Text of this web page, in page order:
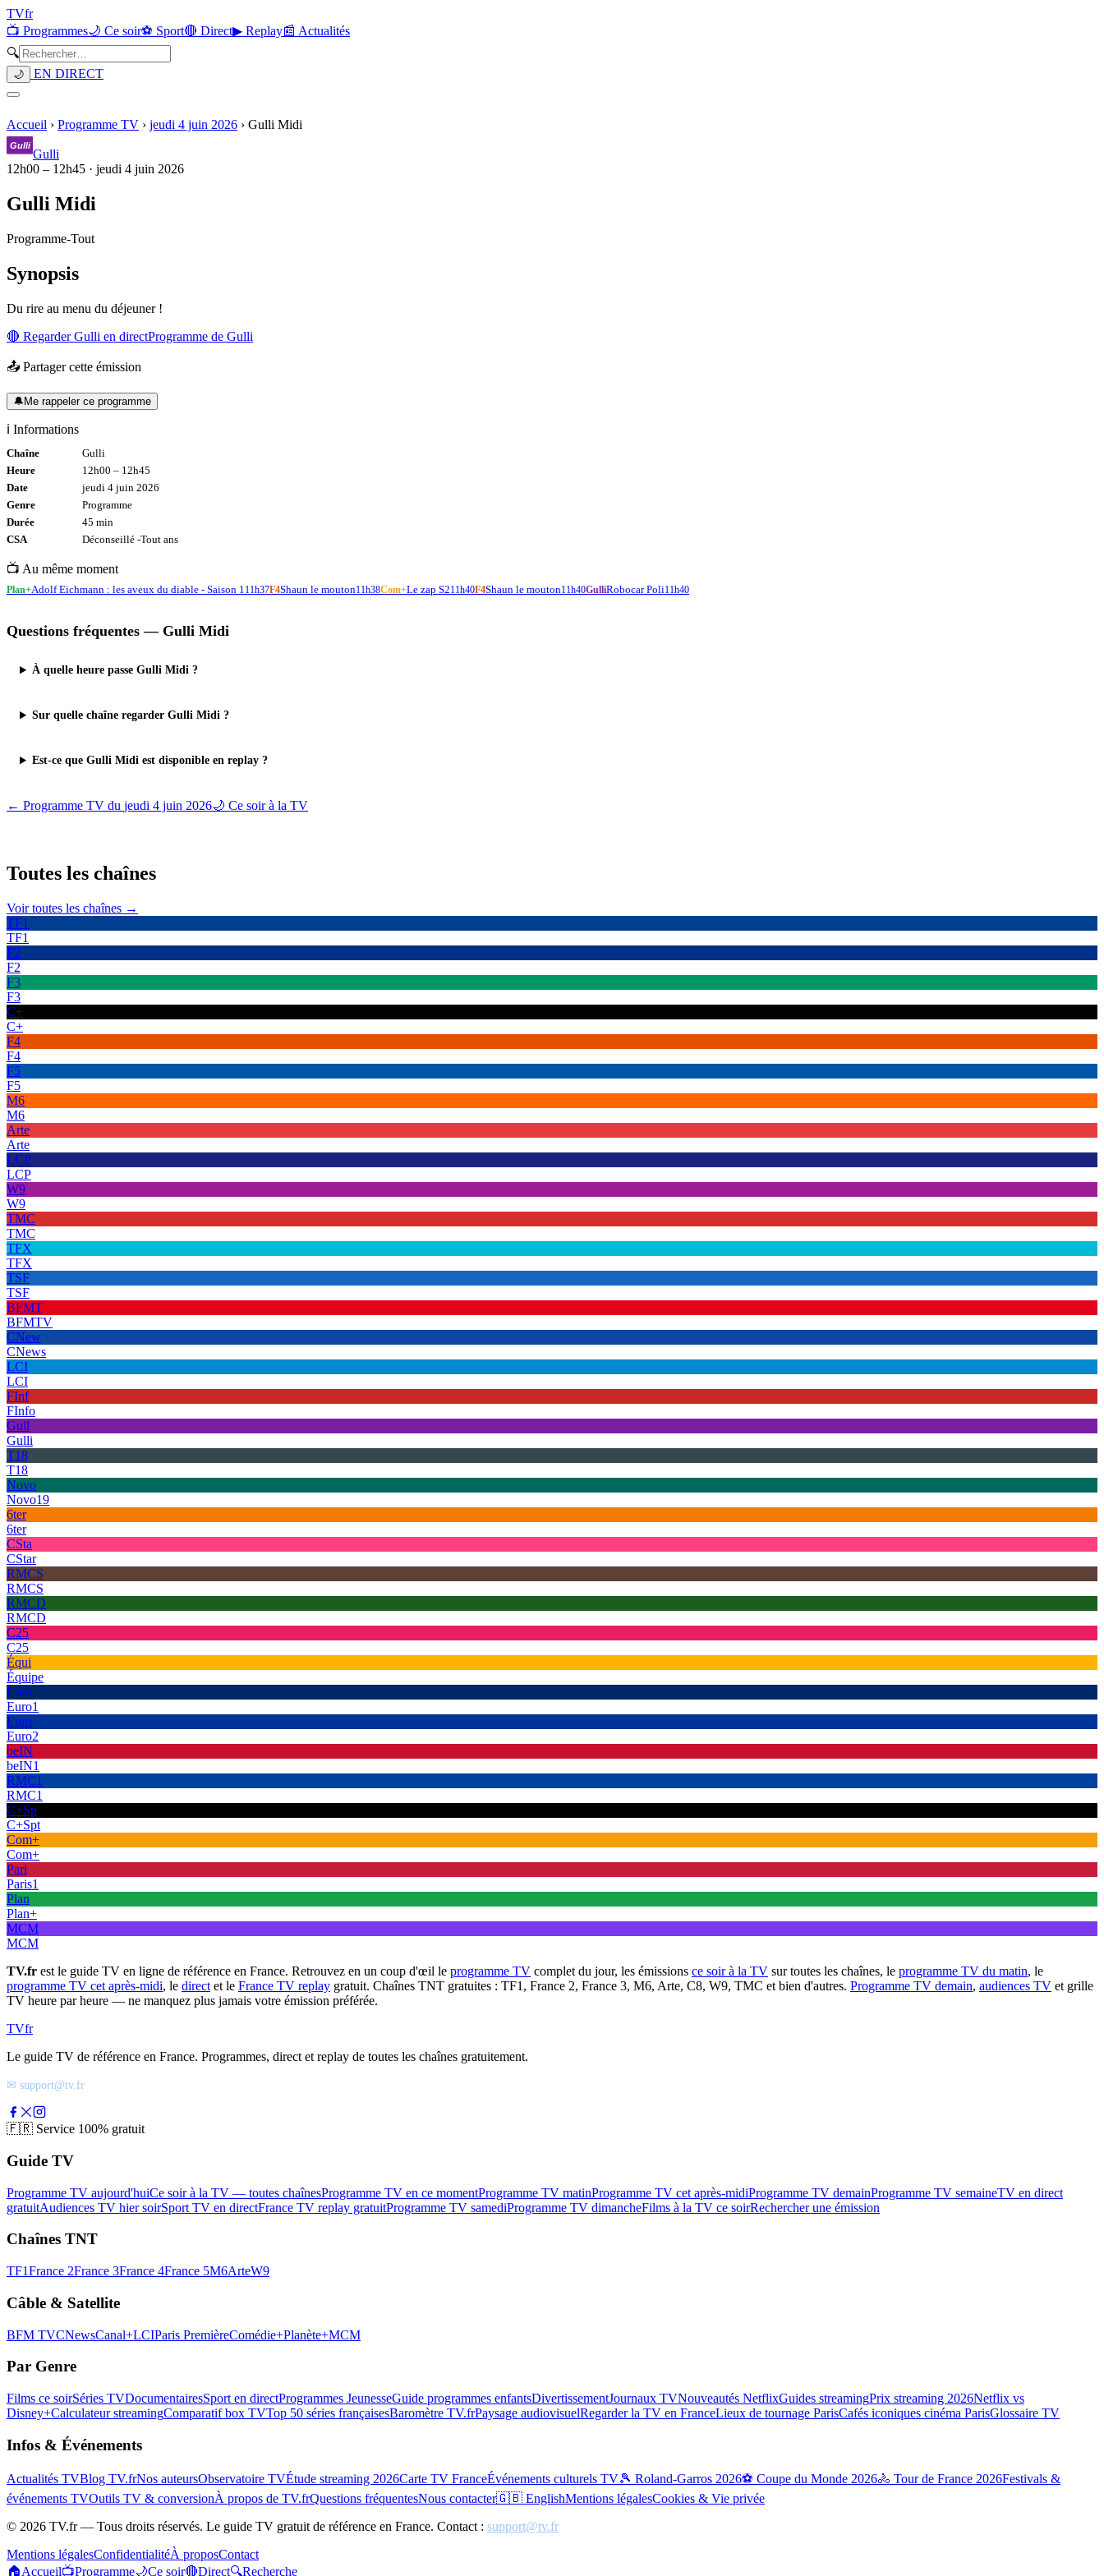
TVfr
📺 Programmes🌙 Ce soir⚽ Sport🔴 Direct▶ Replay📰 Actualités
🔍
🌙 EN DIRECT
Accueil › Programme TV › jeudi 4 juin 2026 › Gulli Midi
Gulli
12h00 – 12h45 · jeudi 4 juin 2026
Gulli Midi
Programme-Tout
Synopsis
Du rire au menu du déjeuner !
🔴 RegarderGulli en directProgramme de Gulli
📤 Partager cette émission
🔔Me rappeler ce programme
ℹ️ Informations
Chaîne
Gulli
Heure
12h00 – 12h45
Date
jeudi 4 juin 2026
Genre
Programme
Durée
45 min
CSA
Déconseillé -Tout ans
📺 Au même moment
Plan+Adolf Eichmann : les aveux du diable - Saison 111h37F4Shaun le mouton11h38Com+Le zap S211h40F4Shaun le mouton11h40GulliRobocar Poli11h40
Questions fréquentes — Gulli Midi
À quelle heure passe Gulli Midi ?
Sur quelle chaîne regarder Gulli Midi ?
Est-ce que Gulli Midi est disponible en replay ?
← Programme TV du jeudi 4 juin 2026🌙 Ce soir à la TV
Toutes les chaînes
Voir toutes les chaînes →
TF1
TF1
F2
F2
F3
F3
C+
C+
F4
F4
F5
F5
M6
M6
Arte
Arte
LCP
LCP
W9
W9
TMC
TMC
TFX
TFX
TSF
TSF
BFMT
BFMTV
CNew
CNews
LCI
LCI
FInf
FInfo
Gull
Gulli
T18
T18
Novo
Novo19
6ter
6ter
CSta
CStar
RMCS
RMCS
RMCD
RMCD
C25
C25
Équi
Équipe
Euro
Euro1
Euro
Euro2
beIN
beIN1
RMC1
RMC1
C+Sp
C+Spt
Com+
Com+
Pari
Paris1
Plan
Plan+
MCM
MCM
TV.fr est le guide TV en ligne de référence en France. Retrouvez en un coup d'œil le programme TV complet du jour, les émissions ce soir à la TV sur toutes les chaînes, le programme TV du matin, le
programme TV cet après-midi, le direct et le France TV replay gratuit. Chaînes TNT gratuites : TF1, France 2, France 3, M6, Arte, C8, W9, TMC et bien d'autres. Programme TV demain, audiences TV et grille
TV heure par heure — ne manquez plus jamais votre émission préférée.
TVfr
Le guide TV de référence en France. Programmes, direct et replay de toutes les chaînes gratuitement.
✉ support@tv.fr
🇫🇷 Service 100% gratuit
Guide TV
Programme TV aujourd'huiCe soir à la TV — toutes chaînesProgramme TV en ce momentProgramme TV matinProgramme TV cet après-midiProgramme TV demainProgramme TV semaineTV en direct
gratuitAudiences TV hier soirSport TV en directFrance TV replay gratuitProgramme TV samediProgramme TV dimancheFilms à la TV ce soirRechercher une émission
Chaînes TNT
TF1France 2France 3France 4France 5M6ArteW9
Câble & Satellite
BFM TVCNewsCanal+LCIParis PremièreComédie+Planète+MCM
Par Genre
Films ce soirSéries TVDocumentairesSport en directProgrammes JeunesseGuide programmes enfantsDivertissementJournaux TVNouveautés NetflixGuides streamingPrix streaming 2026Netflix vs
Disney+Calculateur streamingComparatif box TVTop 50 séries françaisesBaromètre TV.frPaysage audiovisuelRegarder la TV en FranceLieux de tournage ParisCafés iconiques cinéma ParisGlossaire TV
Infos & Événements
Actualités TVBlog TV.frNos auteursObservatoire TVÉtude streaming 2026Carte TV FranceÉvénements culturels TV🎾 Roland-Garros 2026⚽ Coupe du Monde 2026🚴 Tour de France 2026Festivals &
événements TVOutils TV & conversionÀ propos de TV.frQuestions fréquentesNous contacter🇬🇧 EnglishMentions légalesCookies & Vie privée
© 2026 TV.fr — Tous droits réservés. Le guide TV gratuit de référence en France. Contact : support@tv.fr
Mentions légalesConfidentialitéÀ proposContact
🏠Accueil📺Programme🌙Ce soir🔴Direct🔍Recherche